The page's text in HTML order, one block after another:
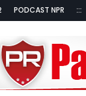
PODCAST NPR :::